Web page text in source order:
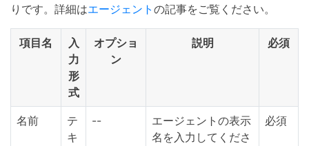
りです。詳細はエージェント の記事をご覧ください。
項目名
入
力
形
式
オプショ
ン
説明 必須
名前
テ
キ
--
エージェントの表示
名を入力してくださ
必須